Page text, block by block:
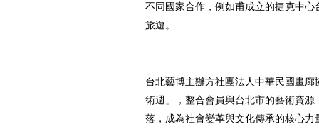
不同國家合作，例如甫成立的捷克中
旅遊。
台北藝博主辦方社團法人中華民國畫
術週」，整合會員與台北市的藝術資
落，成為社會變革與文化傳承的核心力